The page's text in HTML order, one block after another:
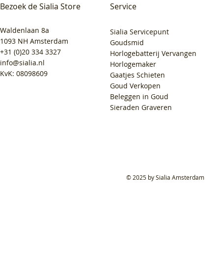
Bezoek de Sialia Store
Waldenlaan 8a
1093 NH Amsterdam
+31 (0)20 334 3327
info@sialia.nl
KvK: 08098609
Service
Sialia Servicepunt
Goudsmid
Horlogebatterij Vervangen
Horlogemaker
Gaatjes Schieten
Goud Verkopen
Beleggen in Goud
Sieraden Graveren
© 2025 by Sialia Amsterdam